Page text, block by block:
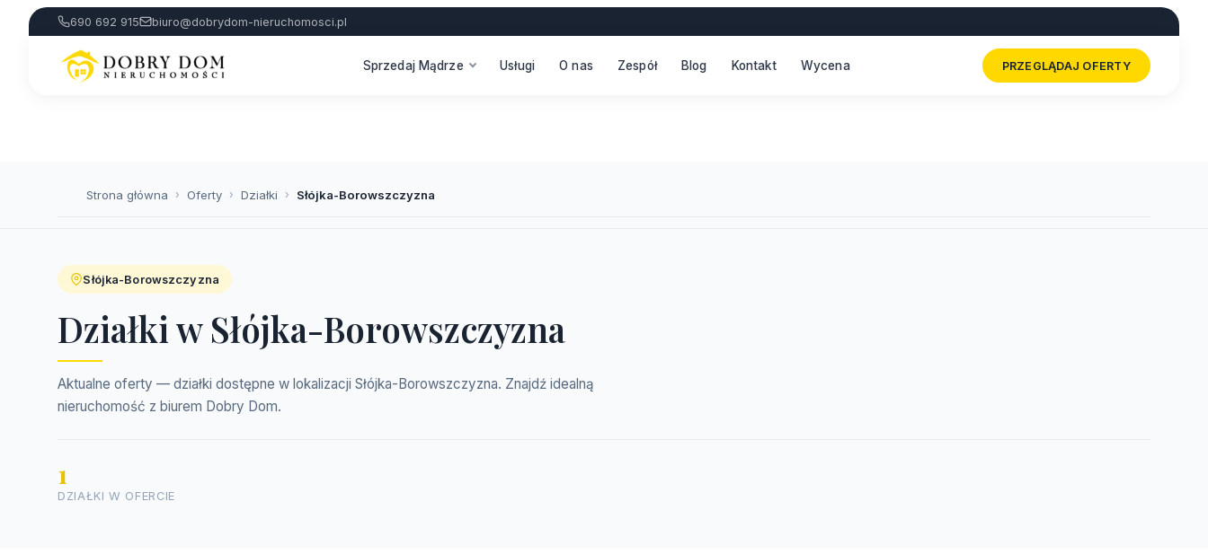
690 692 915 biuro@dobrydom-nieruchomosci.pl
Sprzedaj Mądrze Usługi O nas Zespół Blog Kontakt Wycena PRZEGLĄDAJ OFERTY
Strona główna › Oferty › Działki › Słójka-Borowszczyzna
Słójka-Borowszczyzna
Działki w Słójka-Borowszczyzna
Aktualne oferty — działki dostępne w lokalizacji Słójka-Borowszczyzna. Znajdź idealną
nieruchomość z biurem Dobry Dom.
1
DZIAŁKI W OFERCIE